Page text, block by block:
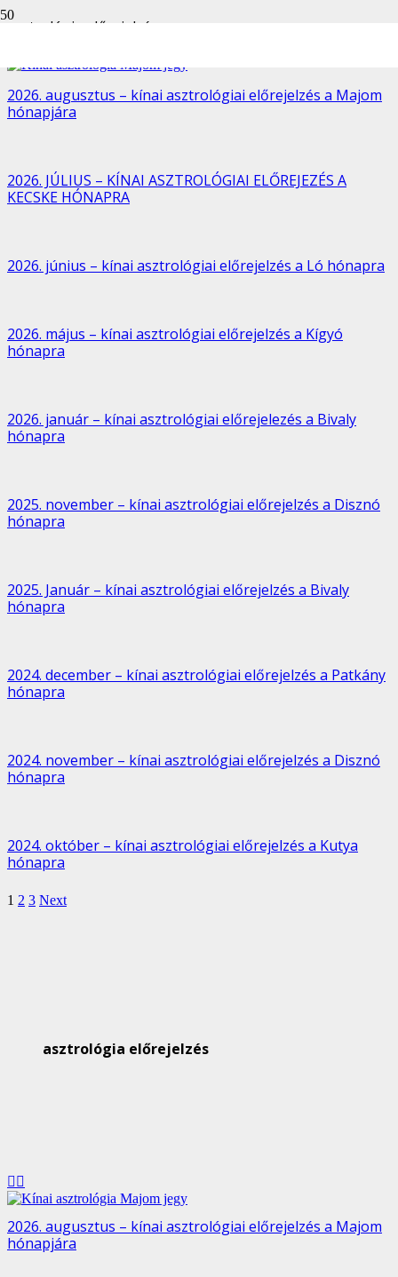
asztrológia előrejelzés
2026. augusztus – kínai asztrológiai előrejelzés a Majom
hónapjára
2026. JÚLIUS – KÍNAI ASZTROLÓGIAI ELŐREJEZÉS A
KECSKE HÓNAPRA
2026. június – kínai asztrológiai előrejelzés a Ló hónapra
2026. május – kínai asztrológiai előrejelzés a Kígyó
hónapra
2026. január – kínai asztrológiai előrejelezés a Bivaly
hónapra
2025. november – kínai asztrológiai előrejelzés a Disznó
hónapra
2025. Január – kínai asztrológiai előrejelzés a Bivaly
hónapra
2024. december – kínai asztrológiai előrejelzés a Patkány
hónapra
2024. november – kínai asztrológiai előrejelzés a Disznó
hónapra
2024. október – kínai asztrológiai előrejelzés a Kutya
hónapra
1 2 3 Next
asztrológia előrejelzés
2026. augusztus – kínai asztrológiai előrejelzés a Majom
hónapjára